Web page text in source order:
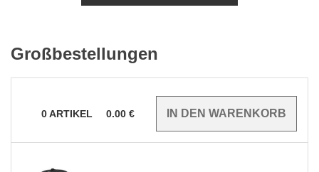
Großbestellungen
0ARTIKEL 0.00 €